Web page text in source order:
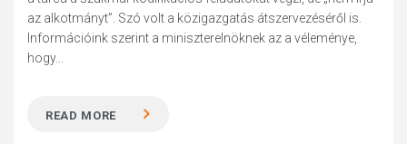
az alkotmányt”. Szó volt a közigazgatás átszervezéséről is.
Információink szerint a miniszterelnöknek az a véleménye,
hogy...
READ MORE